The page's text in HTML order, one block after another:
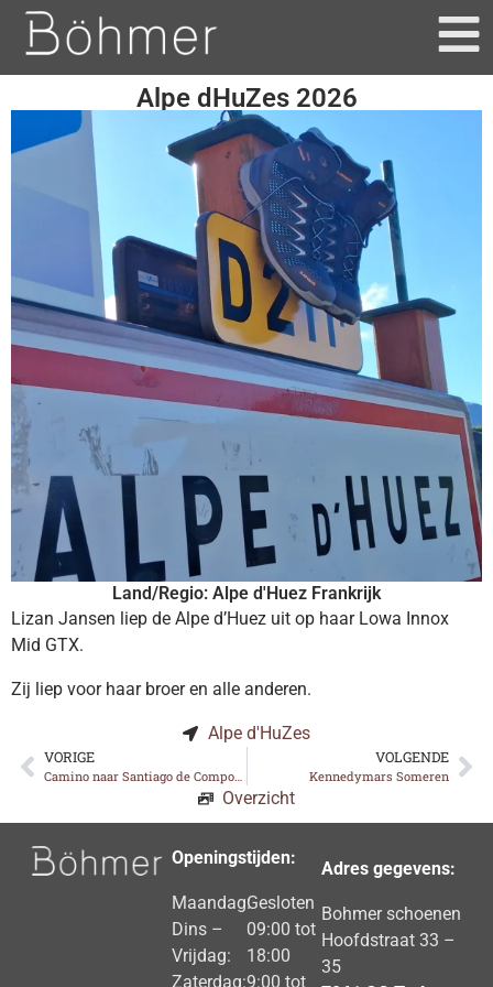
Alpe dHuZes 2026
Land/Regio: Alpe d'Huez Frankrijk
Lizan Jansen liep de Alpe d’Huez uit op haar Lowa Innox
Mid GTX.
Zij liep voor haar broer en alle anderen.
Alpe d'HuZes
VORIGE
Camino naar Santiago de Compostella
VOLGENDE
Kennedymars Someren
Overzicht
Openingstijden:
Maandag:
Dins –
Vrijdag:
Zaterdag:
Gesloten
09:00 tot
18:00
9:00 tot
Adres gegevens:
Bohmer schoenen
Hoofdstraat 33 –
35